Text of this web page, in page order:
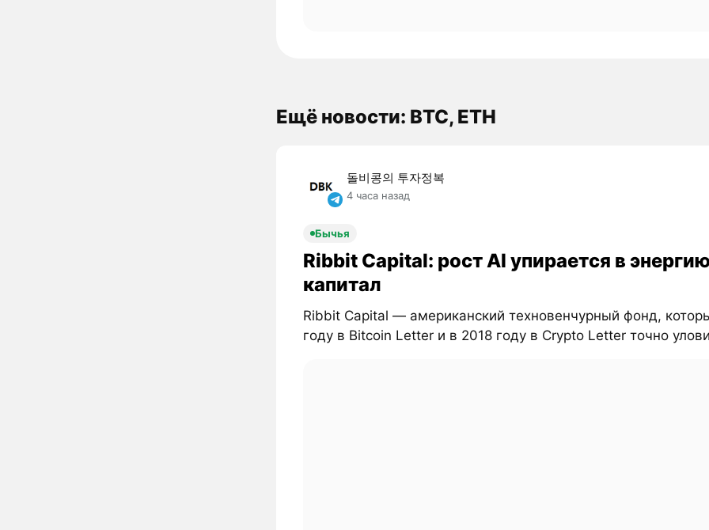
Ещё новости: BTC, ETH
돌비콩의 투자정복
4 часа назад
Бычья
Ribbit Capital: рост AI упирается в
капитал
Ribbit Capital — американский техновенчурный фонд,
году в Bitcoin Letter и в 2018 году в Crypto Letter точно